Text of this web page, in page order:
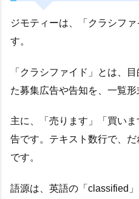
ジモティーは、「クラシフ
す。
「クラシファイド」とは、
た募集広告や告知を、一覧形
主に、「売ります」「買い
告です。テキスト数行で、
です。
語源は、英語の「classified